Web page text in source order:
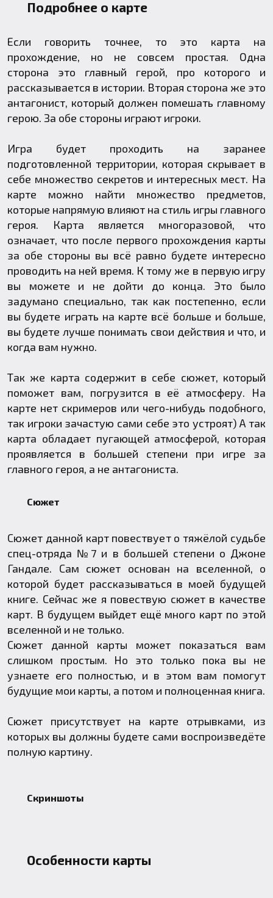
Подробнее о карте
Если говорить точнее, то это карта на
прохождение, но не совсем простая. Одна
сторона это главный герой, про которого и
рассказывается в истории. Вторая сторона же это
антагонист, который должен помешать главному
герою. За обе стороны играют игроки.
Игра будет проходить на заранее
подготовленной территории, которая скрывает в
себе множество секретов и интересных мест. На
карте можно найти множество предметов,
которые напрямую влияют на стиль игры главного
героя. Карта является многоразовой, что
означает, что после первого прохождения карты
за обе стороны вы всё равно будете интересно
проводить на ней время. К тому же в первую игру
вы можете и не дойти до конца. Это было
задумано специально, так как постепенно, если
вы будете играть на карте всё больше и больше,
вы будете лучше понимать свои действия и что, и
когда вам нужно.
Так же карта содержит в себе сюжет, который
поможет вам, погрузится в её атмосферу. На
карте нет скримеров или чего-нибудь подобного,
так игроки зачастую сами себе это устроят) А так
карта обладает пугающей атмосферой, которая
проявляется в большей степени при игре за
главного героя, а не антагониста.
Сюжет
Сюжет данной карт повествует о тяжёлой судьбе
спец-отряда №7 и в большей степени о Джоне
Гандале. Сам сюжет основан на вселенной, о
которой будет рассказываться в моей будущей
книге. Сейчас же я повествую сюжет в качестве
карт. В будущем выйдет ещё много карт по этой
вселенной и не только.
Сюжет данной карты может показаться вам
слишком простым. Но это только пока вы не
узнаете его полностью, и в этом вам помогут
будущие мои карты, а потом и полноценная книга.
Сюжет присутствует на карте отрывками, из
которых вы должны будете сами воспроизведёте
полную картину.
Скриншоты
Особенности карты